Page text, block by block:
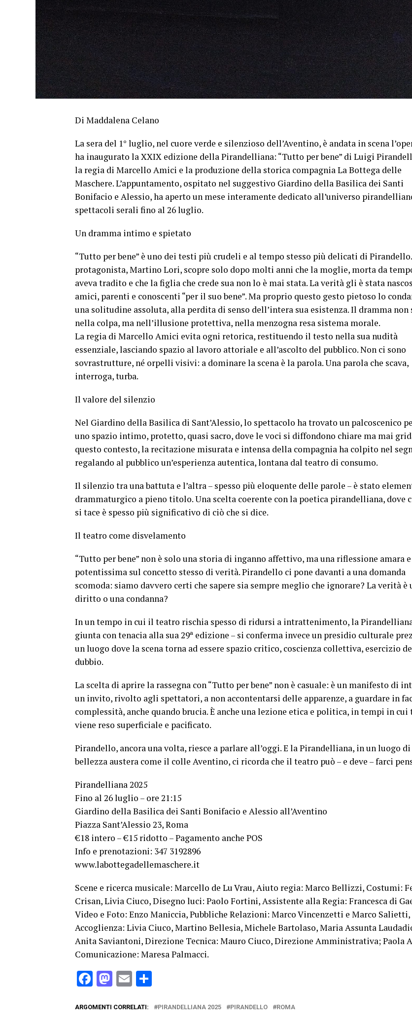
Di Maddalena Celano
La sera del 1° luglio, nel cuore verde e silenzioso dell’Aventino, è andata in scena
ha inaugurato la XXIX edizione della Pirandelliana: “Tutto per bene” di Luigi
la regia di Marcello Amici e la produzione della storica compagnia La Bottega delle
Maschere. L’appuntamento, ospitato nel suggestivo Giardino della Basilica dei Santi
Bonifacio e Alessio, ha aperto un mese interamente dedicato all’universo
spettacoli serali fino al 26 luglio.
Un dramma intimo e spietato
“Tutto per bene” è uno dei testi più crudeli e al tempo stesso più delicati di
protagonista, Martino Lori, scopre solo dopo molti anni che la moglie, morta da
aveva tradito e che la figlia che crede sua non lo è mai stata. La verità gli è stata
amici, parenti e conoscenti “per il suo bene”. Ma proprio questo gesto pietoso lo
una solitudine assoluta, alla perdita di senso dell’intera sua esistenza. Il dramma non
nella colpa, ma nell’illusione protettiva, nella menzogna resa sistema morale.
La regia di Marcello Amici evita ogni retorica, restituendo il testo nella sua nudità
essenziale, lasciando spazio al lavoro attoriale e all’ascolto del pubblico. Non ci sono
sovrastrutture, né orpelli visivi: a dominare la scena è la parola. Una parola che scava,
interroga, turba.
Il valore del silenzio
Nel Giardino della Basilica di Sant’Alessio, lo spettacolo ha trovato un palcoscenico
uno spazio intimo, protetto, quasi sacro, dove le voci si diffondono chiare ma mai
questo contesto, la recitazione misurata e intensa della compagnia ha colpito nel
regalando al pubblico un’esperienza autentica, lontana dal teatro di consumo.
Il silenzio tra una battuta e l’altra – spesso più eloquente delle parole – è stato
drammaturgico a pieno titolo. Una scelta coerente con la poetica pirandelliana, dove
si tace è spesso più significativo di ciò che si dice.
Il teatro come disvelamento
“Tutto per bene” non è solo una storia di inganno affettivo, ma una riflessione amara e
potentissima sul concetto stesso di verità. Pirandello ci pone davanti a una domanda
scomoda: siamo davvero certi che sapere sia sempre meglio che ignorare? La verità è
diritto o una condanna?
In un tempo in cui il teatro rischia spesso di ridursi a intrattenimento, la
giunta con tenacia alla sua 29ª edizione – si conferma invece un presidio culturale
un luogo dove la scena torna ad essere spazio critico, coscienza collettiva, esercizio
dubbio.
La scelta di aprire la rassegna con “Tutto per bene” non è casuale: è un manifesto di
un invito, rivolto agli spettatori, a non accontentarsi delle apparenze, a guardare in
complessità, anche quando brucia. È anche una lezione etica e politica, in tempi in
viene reso superficiale e pacificato.
Pirandello, ancora una volta, riesce a parlare all’oggi. E la Pirandelliana, in un luogo di
bellezza austera come il colle Aventino, ci ricorda che il teatro può – e deve – farci
Pirandelliana 2025
Fino al 26 luglio – ore 21:15
Giardino della Basilica dei Santi Bonifacio e Alessio all’Aventino
Piazza Sant’Alessio 23, Roma
€18 intero – €15 ridotto – Pagamento anche POS
Info e prenotazioni: 347 3192896
www.labottegadellemaschere.it
Scene e ricerca musicale: Marcello de Lu Vrau, Aiuto regia: Marco Bellizzi, Costumi:
Crisan, Livia Ciuco, Disegno luci: Paolo Fortini, Assistente alla Regia: Francesca di
Video e Foto: Enzo Maniccia, Pubbliche Relazioni: Marco Vincenzetti e Marco Salietti,
Accoglienza: Livia Ciuco, Martino Bellesia, Michele Bartolaso, Maria Assunta
Anita Saviantoni, Direzione Tecnica: Mauro Ciuco, Direzione Amministrativa; Paola
Comunicazione: Maresa Palmacci.
Facebook
Mastodon
Email
ARGOMENTI CORRELATI: PIRANDELLIANA 2025 PIRANDELLO ROMA